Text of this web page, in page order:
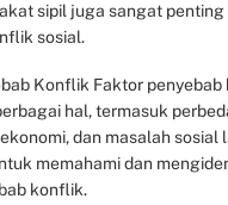
sipil juga sangat
sosial.
Konflik Faktor
hal, termasuk
dan masalah sosial
memahami dan
konflik.